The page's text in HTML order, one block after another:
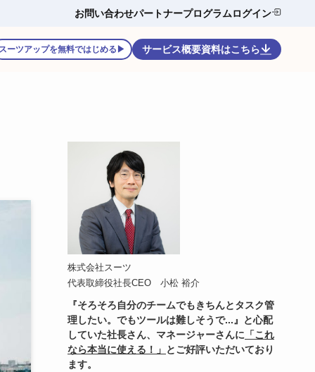
お問い合わせパートナープログラムログイン
スーツアップを無料ではじめる▶ サービス概要資料はこちら
株式会社スーツ
代表取締役社長CEO 小松 裕介
『そろそろ自分のチームでもきちんとタスク管
理したい。でもツールは難しそうで...』と心配
していた社長さん、マネージャーさんに 「これ
なら本当に使える！」 とご好評いただいており
ます。